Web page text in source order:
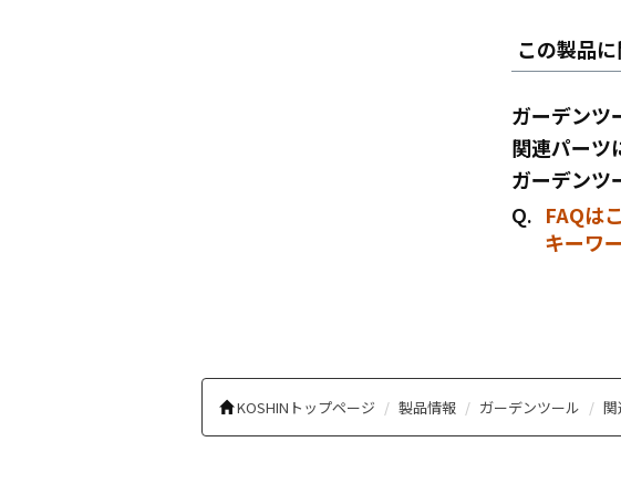
この製品
ガーデンツ
関連パーツ
ガーデンツ
FAQは
キーワ
KOSHINトップページ 製品情報 ガーデンツール 関